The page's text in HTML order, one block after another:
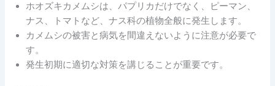
ホオズキカメムシは、パプリカだけでなく、ピーマン、
ナス、トマトなど、ナス科の植物全般に発生します。
カメムシの被害と病気を間違えないように注意が必要で
す。
発生初期に適切な対策を講じることが重要です。